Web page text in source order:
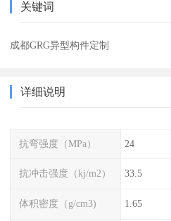
关键词
成都GRG异型构件定制
详细说明
抗弯强度（MPa） 24
抗冲击强度（kj/m2） 33.5
体积密度（g/cm3) 1.65